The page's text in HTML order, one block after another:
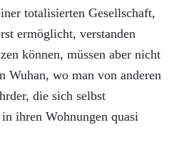
totalisierten Gesellschaft,
ermöglicht, verstanden
können, müssen aber nicht
Wuhan, wo man von anderen
die sich selbst
ihren Wohnungen quasi